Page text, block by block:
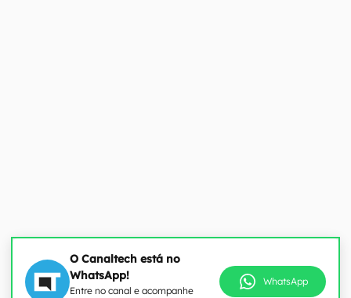
O Canaltech está no
WhatsApp!
Entre no canal e acompanhe
WhatsApp